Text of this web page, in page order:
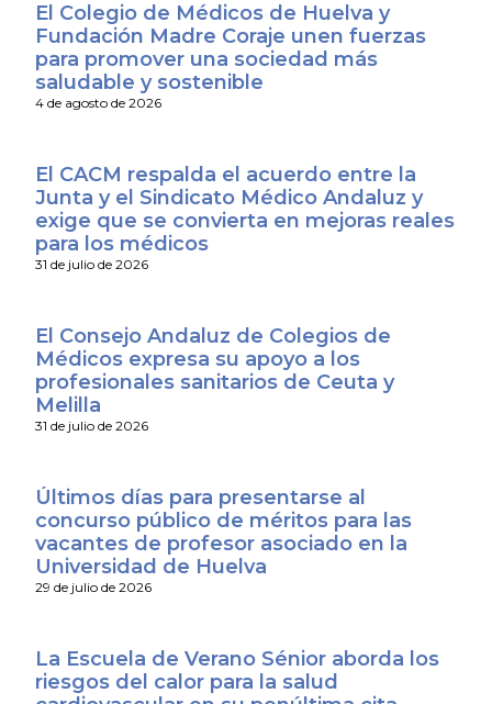
El Colegio de Médicos de Huelva y
Fundación Madre Coraje unen fuerzas
para promover una sociedad más
saludable y sostenible
4 de agosto de 2026
El CACM respalda el acuerdo entre la
Junta y el Sindicato Médico Andaluz y
exige que se convierta en mejoras reales
para los médicos
31 de julio de 2026
El Consejo Andaluz de Colegios de
Médicos expresa su apoyo a los
profesionales sanitarios de Ceuta y
Melilla
31 de julio de 2026
Últimos días para presentarse al
concurso público de méritos para las
vacantes de profesor asociado en la
Universidad de Huelva
29 de julio de 2026
La Escuela de Verano Sénior aborda los
riesgos del calor para la salud